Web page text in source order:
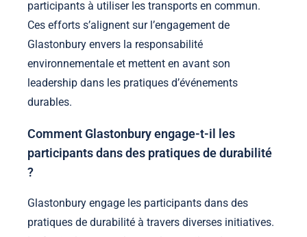
participants à utiliser les transports en commun.
Ces efforts s’alignent sur l’engagement de
Glastonbury envers la responsabilité
environnementale et mettent en avant son
leadership dans les pratiques d’événements
durables.
Comment Glastonbury engage-t-il les
participants dans des pratiques de durabilité
?
Glastonbury engage les participants dans des
pratiques de durabilité à travers diverses initiatives.